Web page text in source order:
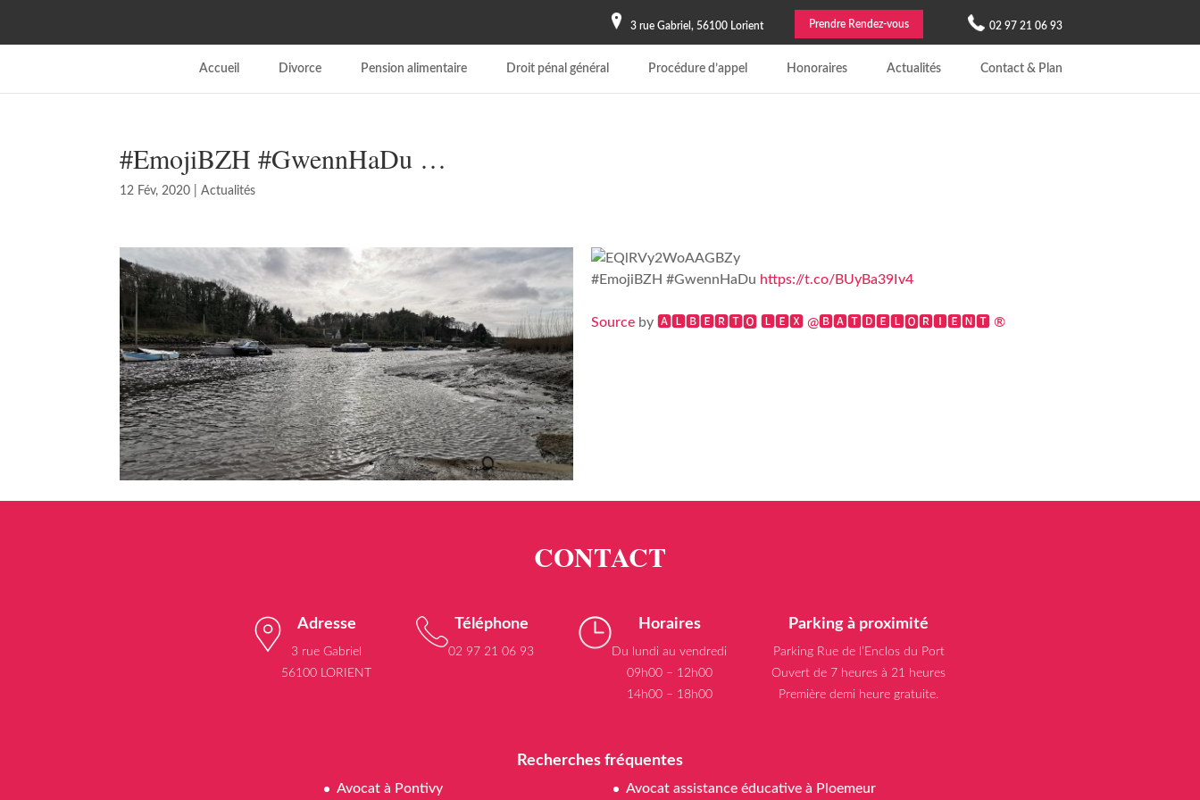
02 97 21 06 93
3 rue Gabriel, 56100 Lorient Prendre Rendez-vous
Accueil Divorce Pension alimentaire Droit pénal général Procédure d’appel Honoraires Actualités Contact & Plan
#EmojiBZH #GwennHaDu …
12 Fév, 2020 |Actualités
#EmojiBZH #GwennHaDu https://t.co/BUyBa39Iv4
Source by 🅰🅻🅱🅴🆁🆃🅾 🅻🅴🆇 @🅱🅰🆃🅳🅴🅻🅾🆁🅸🅴🅽🆃 ®
Adresse
3 rue Gabriel
56100 LORIENT
Téléphone
02 97 21 06 93
Horaires
Du lundi au vendredi
09h00 – 12h00
14h00 – 18h00
Parking à proximité
Parking Rue de l’Enclos du Port
Ouvert de 7 heures à 21 heures
Première demi heure gratuite.
Recherches fréquentes
Avocat à Pontivy Avocat assistance éducative à Ploemeur